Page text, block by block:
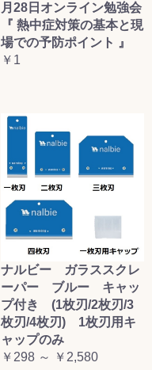
月28日オンライン勉強会
『 熱中症対策の基本と現
場での予防ポイント 』
￥1
ナルビー ガラススクレ
ーパー ブルー キャッ
プ付き (1枚刃/2枚刃/3
枚刃/4枚刃) 1枚刃用キ
ャップのみ
￥298 ～ ￥2,580